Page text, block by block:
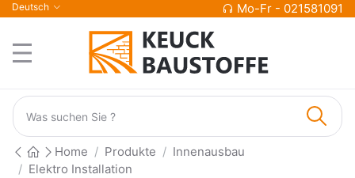
Deutsch Mo-Fr - 021581091
Home Produkte
Innenausbau
Elektro Installation